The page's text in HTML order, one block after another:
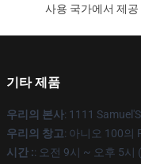
사용 국가에서 제공
기타 제품
우리의 본사: 1111
우리의 창고: 아니오 100의
시간 :: 오전 9시 ~ 오후 5시